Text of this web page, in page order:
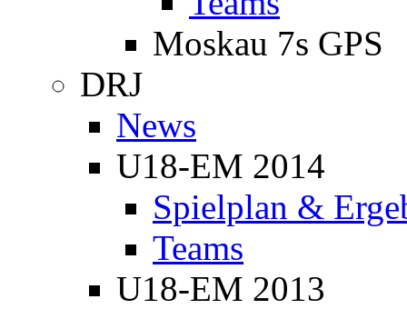
Moskau 7s GPS
DRJ
News
U18-EM 2014
Spielplan &
Teams
U18-EM 2013